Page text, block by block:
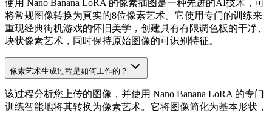
使用 Nano Banana LoRA 的像素插图是一种先进的AI技术，可
将常规图像转换为真实的8位像素艺术。它使用专门的训练来
重现经典街机游戏的怀旧美学，创建具有有限调色板的干净、
块状像素艺术，同时保持原始图像的可识别特征。
像素艺术生成过程是如何工作的？
该过程分析您上传的图像，并使用 Nano Banana LoRA 的专门
训练智能地将其转换为像素艺术。它将图像简化为基本形状，